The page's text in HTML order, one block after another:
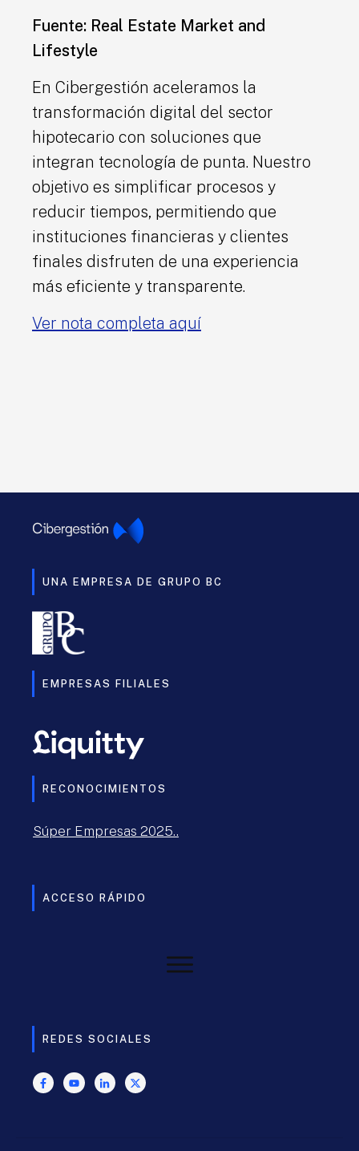
Fuente: Real Estate Market and
Lifestyle
En Cibergestión aceleramos la
transformación digital del sector
hipotecario con soluciones que
integran tecnología de punta. Nuestro
objetivo es simplificar procesos y
reducir tiempos, permitiendo que
instituciones financieras y clientes
finales disfruten de una experiencia
más eficiente y transparente.
Ver nota completa aquí
UNA EMPRESA DE GRUPO BC
EMPRESAS FILIALES
RECONOCIMIENTOS
Súper Empresas 2025..
ACCESO RÁPIDO
REDES SOCIALES